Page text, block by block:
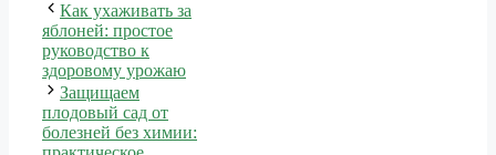
Как ухаживать за
яблоней: простое
руководство к
здоровому урожаю
Защищаем
плодовый сад от
болезней без химии: